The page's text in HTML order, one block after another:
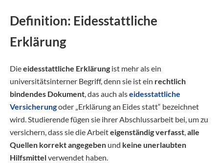
Definition: Eidesstattliche
Erklärung
Dieeidesstattliche Erklärung ist mehr als ein
universitätsinterner Begriff, denn sie ist ein rechtlich
bindendes Dokument, das auch alseidesstattliche
Versicherungoder „Erklärung an Eides statt“ bezeichnet
wird. Studierende fügen sie ihrer Abschlussarbeit bei, um zu
versichern, dass sie die Arbeiteigenständig verfasst,alle
Quellen korrekt angegeben und keine unerlaubten
Hilfsmittelverwendet haben.